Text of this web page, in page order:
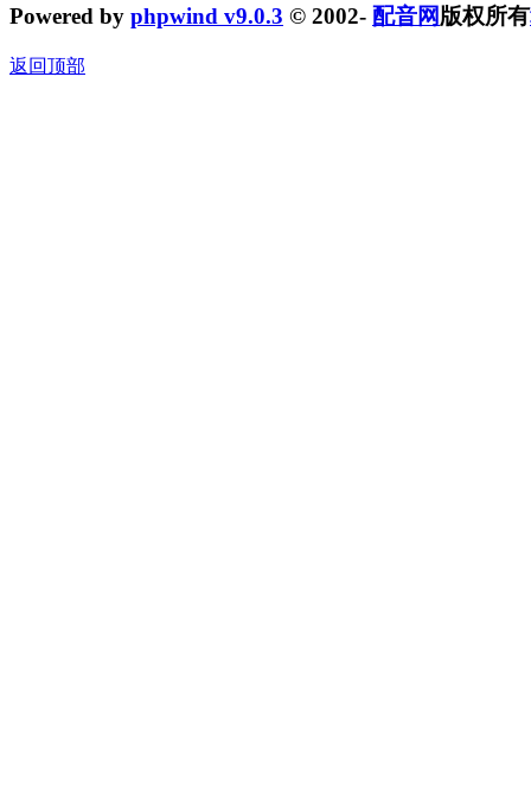
Powered by phpwind v9.0.3 © 2002- 配音网版权所有
返回顶部